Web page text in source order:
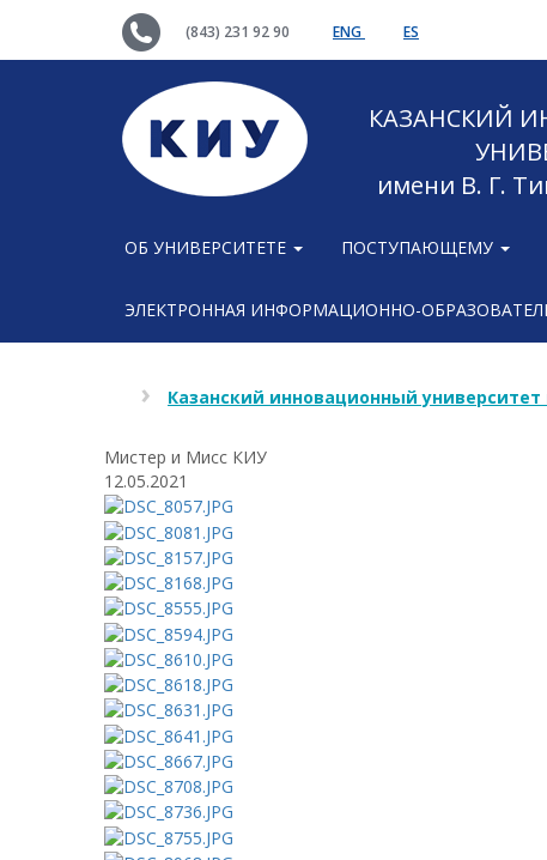
(843) 231 92 90 ENG ES
КАЗАНСКИЙ
имени В. Г.
ОБ УНИВЕРСИТЕТЕ ПОСТУПАЮЩЕМУ
ЭЛЕКТРОННАЯ ИНФОРМАЦИОННО-
Казанский инновационный
Мистер и Мисс КИУ
12.05.2021